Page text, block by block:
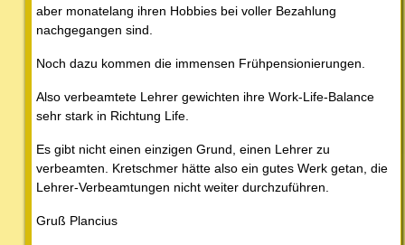
aber monatelang ihren Hobbies bei voller Bezahlung
nachgegangen sind.
Noch dazu kommen die immensen Frühpensionierungen.
Also verbeamtete Lehrer gewichten ihre Work-Life-Balance
sehr stark in Richtung Life.
Es gibt nicht einen einzigen Grund, einen Lehrer zu
verbeamten. Kretschmer hätte also ein gutes Werk getan, die
Lehrer-Verbeamtungen nicht weiter durchzuführen.
Gruß Plancius